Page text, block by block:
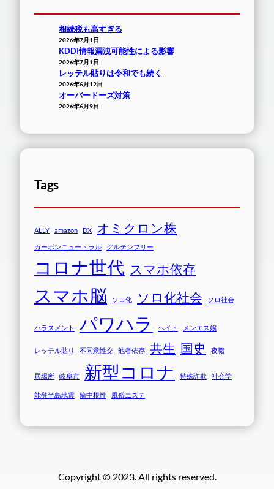
相続税も高すぎる
2026年7月1日
KDDI情報漏洩可能性による影響
2026年7月1日
レッテル貼りは令和でも続く
2026年6月12日
オーバードーズ対策
2026年6月9日
Tags
ALLY amazon DX オミクロン株
カーボンニュートラル グルテンフリー
コロナ世代 スマホ依存
スマホ脳 ソロ化 ソロ化社会 ソロ社会
ハラスメント パワハラ ヘイト メンエス嬢
レッテル貼り 不同意性交 他者依存 共生 国史 夜職
居場所 岐阜市 新型コロナ 特殊詐欺 社会学
能登半島地震 輪中根性 風俗エステ
Copyright © 2023. All rights reserved.